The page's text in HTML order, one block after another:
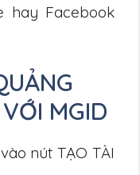
hay Facebook
MGID
nút TẠO TÀI